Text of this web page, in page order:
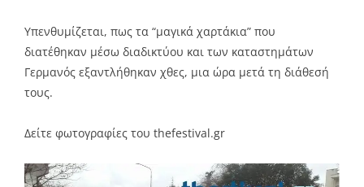
Υπενθυμίζεται, πως τα “μαγικά χαρτάκια” που
διατέθηκαν μέσω διαδικτύου και των καταστημάτων
Γερμανός εξαντλήθηκαν χθες, μια ώρα μετά τη διάθεσή
τους.
Δείτε φωτογραφίες του thefestival.gr